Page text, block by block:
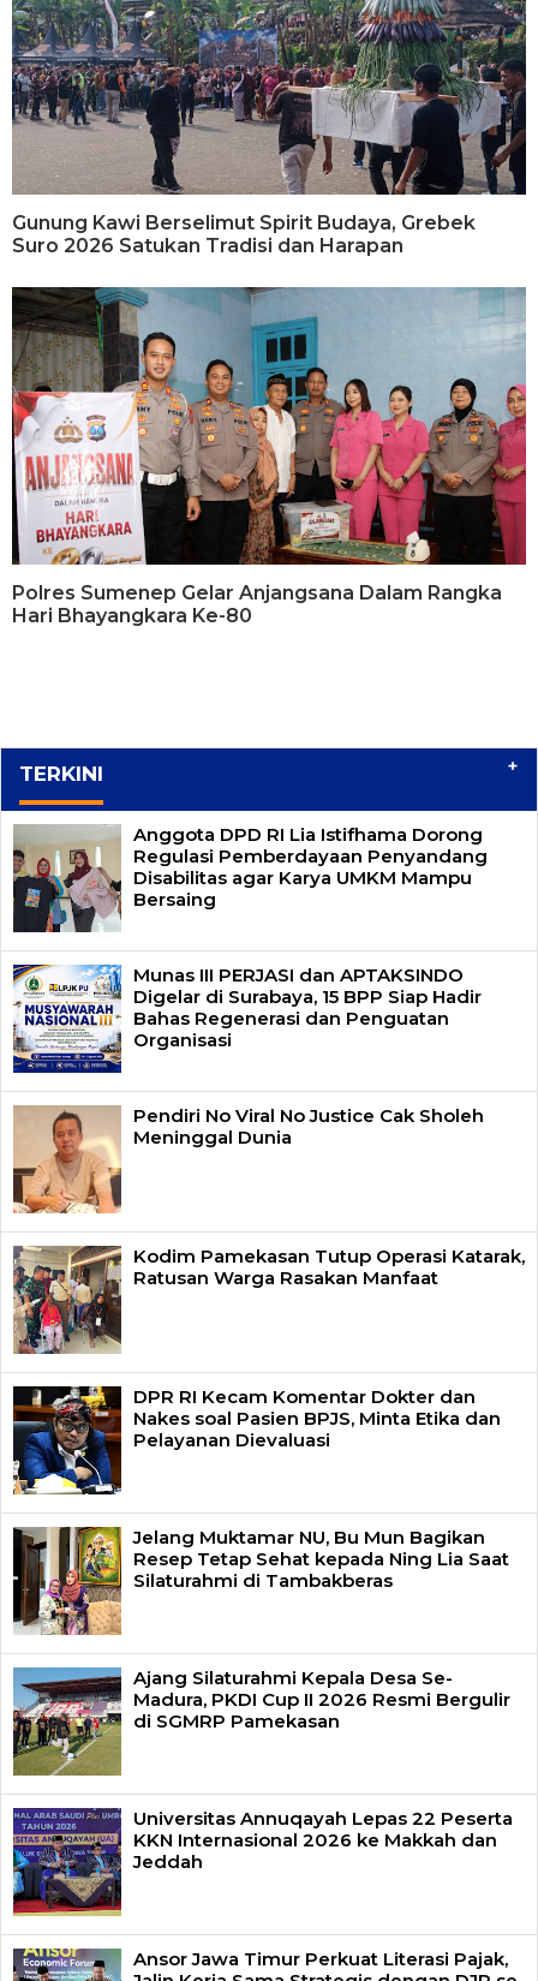
Gunung Kawi Berselimut Spirit Budaya, Grebek
Suro 2026 Satukan Tradisi dan Harapan
Polres Sumenep Gelar Anjangsana Dalam Rangka
Hari Bhayangkara Ke-80
TERKINI +
Anggota DPD RI Lia Istifhama Dorong
Regulasi Pemberdayaan Penyandang
Disabilitas agar Karya UMKM Mampu
Bersaing
Munas III PERJASI dan APTAKSINDO
Digelar di Surabaya, 15 BPP Siap Hadir
Bahas Regenerasi dan Penguatan
Organisasi
Pendiri No Viral No Justice Cak Sholeh
Meninggal Dunia
Kodim Pamekasan Tutup Operasi Katarak,
Ratusan Warga Rasakan Manfaat
DPR RI Kecam Komentar Dokter dan
Nakes soal Pasien BPJS, Minta Etika dan
Pelayanan Dievaluasi
Jelang Muktamar NU, Bu Mun Bagikan
Resep Tetap Sehat kepada Ning Lia Saat
Silaturahmi di Tambakberas
Ajang Silaturahmi Kepala Desa Se-
Madura, PKDI Cup II 2026 Resmi Bergulir
di SGMRP Pamekasan
Universitas Annuqayah Lepas 22 Peserta
KKN Internasional 2026 ke Makkah dan
Jeddah
Ansor Jawa Timur Perkuat Literasi Pajak,